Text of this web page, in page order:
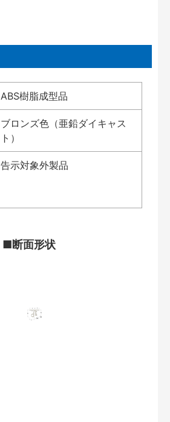
ABS樹脂成型品
ブロンズ色（亜鉛ダイキャス
ト）
告示対象外製品
■断面形状